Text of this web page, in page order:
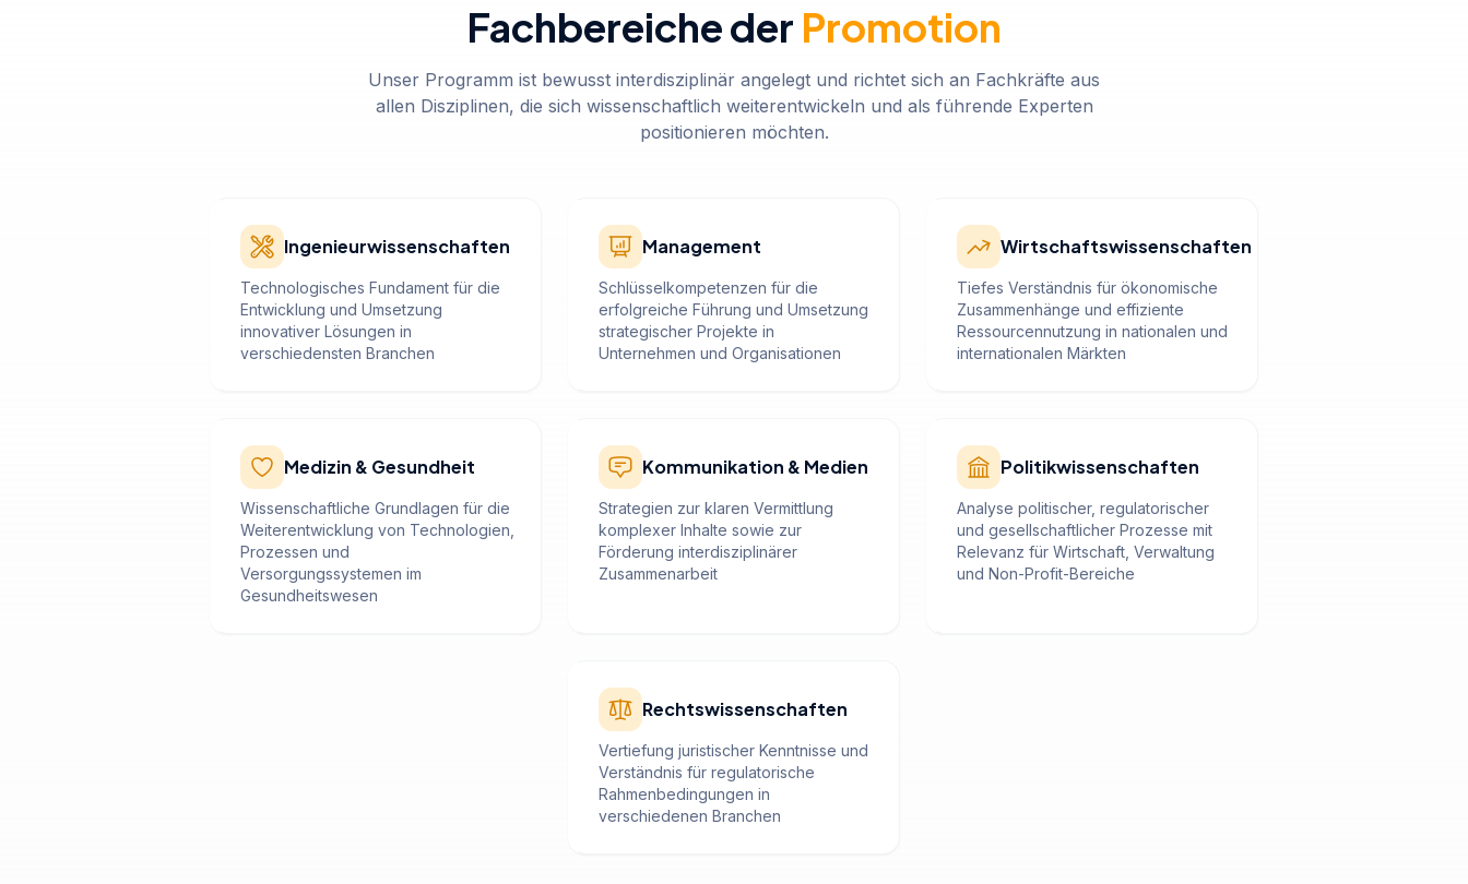
Fachbereiche der Promotion
Unser Programm ist bewusst interdisziplinär angelegt und richtet sich an Fachkräfte aus
allen Disziplinen, die sich wissenschaftlich weiterentwickeln und als führende Experten
positionieren möchten.
Ingenieurwissenschaften
Technologisches Fundament für die
Entwicklung und Umsetzung
innovativer Lösungen in
verschiedensten Branchen
Management
Schlüsselkompetenzen für die
erfolgreiche Führung und Umsetzung
strategischer Projekte in
Unternehmen und Organisationen
Wirtschaftswissenschaften
Tiefes Verständnis für ökonomische
Zusammenhänge und effiziente
Ressourcennutzung in nationalen und
internationalen Märkten
Medizin & Gesundheit
Wissenschaftliche Grundlagen für die
Weiterentwicklung von Technologien,
Prozessen und
Versorgungssystemen im
Gesundheitswesen
Kommunikation & Medien
Strategien zur klaren Vermittlung
komplexer Inhalte sowie zur
Förderung interdisziplinärer
Zusammenarbeit
Politikwissenschaften
Analyse politischer, regulatorischer
und gesellschaftlicher Prozesse mit
Relevanz für Wirtschaft, Verwaltung
und Non-Profit-Bereiche
Rechtswissenschaften
Vertiefung juristischer Kenntnisse und
Verständnis für regulatorische
Rahmenbedingungen in
verschiedenen Branchen